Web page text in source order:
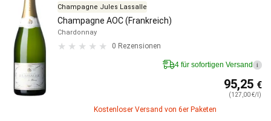
Champagne Jules Lassalle
Champagne AOC (Frankreich)
Chardonnay
0 Rezensionen
4 für sofortigen Versand i
95,25 €
(127,00 €/l)
Kostenloser Versand von 6er Paketen